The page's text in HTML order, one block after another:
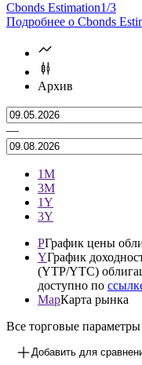
Cbonds Estimation1/3
Подробнее о Cbonds
Архив
—
1М
3М
1Y
3Y
PГрафик цены
YГрафик
(YTP/YTC)
доступно по
MapКарта рынка
Все торговые
Добавить для